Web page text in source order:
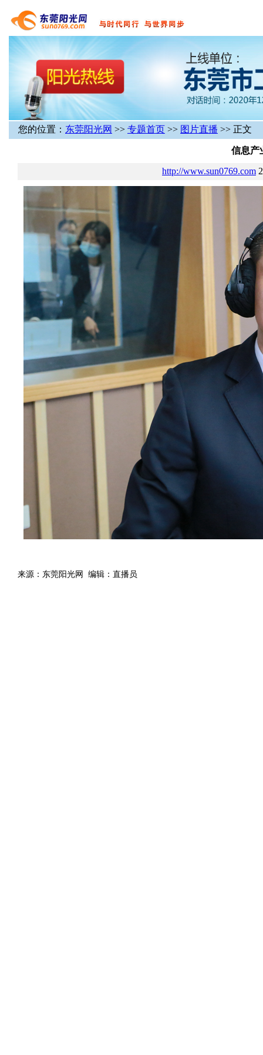
您的位置： 东莞阳光网 >> 专题首页 >> 图片直播 >> 正文
信息产
http://www.sun0769.com
来源：东莞阳光网 编辑：直播员